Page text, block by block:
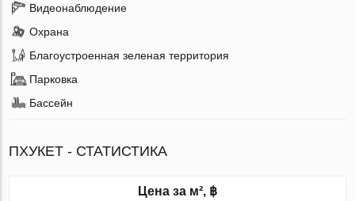
Видеонаблюдение
Охрана
Благоустроенная зеленая территория
Парковка
Бассейн
ПХУКЕТ - СТАТИСТИКА
Цена за м², ฿